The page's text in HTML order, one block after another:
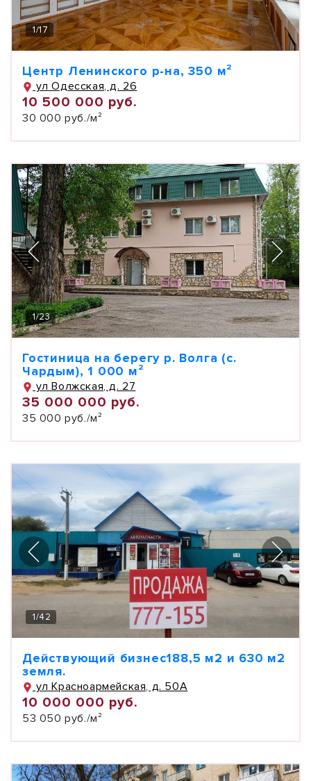
1/17
Центр Ленинского р-на, 350 м²
ул Одесская, д. 26
10 500 000 руб.
30 000 руб./м²
1/23
Гостиница на берегу р. Волга (с.
Чардым), 1 000 м²
ул Волжская, д. 27
35 000 000 руб.
35 000 руб./м²
1/42
Действующий бизнес188,5 м2 и 630 м2
земля.
ул Красноармейская, д. 50А
10 000 000 руб.
53 050 руб./м²